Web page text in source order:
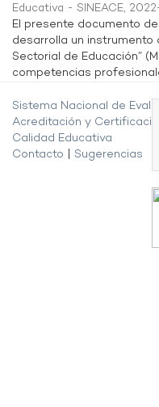
Educativa - SINEACE,
El presente documento
desarrolla un instrumento
Sectorial de Educación”
competencias
Sistema Nacional de
Acreditación y
Calidad Educativa
Contacto
Sugerencias